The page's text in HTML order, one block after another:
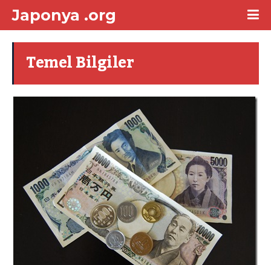
Japonya .org
Temel Bilgiler